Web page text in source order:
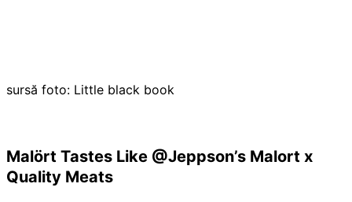
sursă foto: Little black book
Malört Tastes Like @Jeppson’s Malort x
Quality Meats